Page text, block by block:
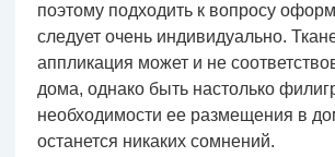
поэтому подходить к вопросу
следует очень индивидуально.
аппликация может и не
дома, однако быть настолько
необходимости ее размещения в
останется никаких сомнений.